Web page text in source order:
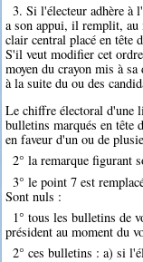
3. Si l'électeur adhère à
a son appui, il remplit, au
clair central placé en tête
S'il veut modifier cet
moyen du crayon mis à
à la suite du ou des
Le chiffre électoral d'une
bulletins marqués en tête
en faveur d'un ou de
2° la remarque figurant
3° le point 7 est
Sont nuls :
1° tous les bulletins de
président au moment du
2° ces bulletins : a) si